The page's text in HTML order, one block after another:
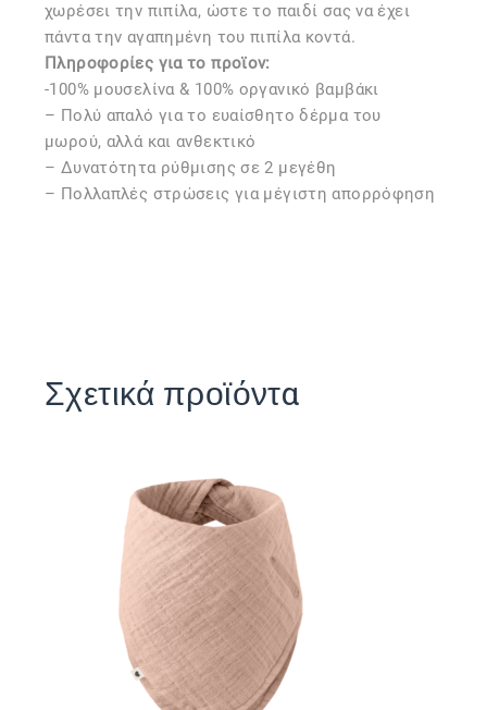
χωρέσει την πιπίλα, ώστε το παιδί σας να έχει
πάντα την αγαπημένη του πιπίλα κοντά.
Πληροφορίες για το προϊον:
-100% μουσελίνα & 100% οργανικό βαμβάκι
– Πολύ απαλό για το ευαίσθητο δέρμα του
μωρού, αλλά και ανθεκτικό
– Δυνατότητα ρύθμισης σε 2 μεγέθη
– Πολλαπλές στρώσεις για μέγιστη απορρόφηση
Σχετικά προϊόντα